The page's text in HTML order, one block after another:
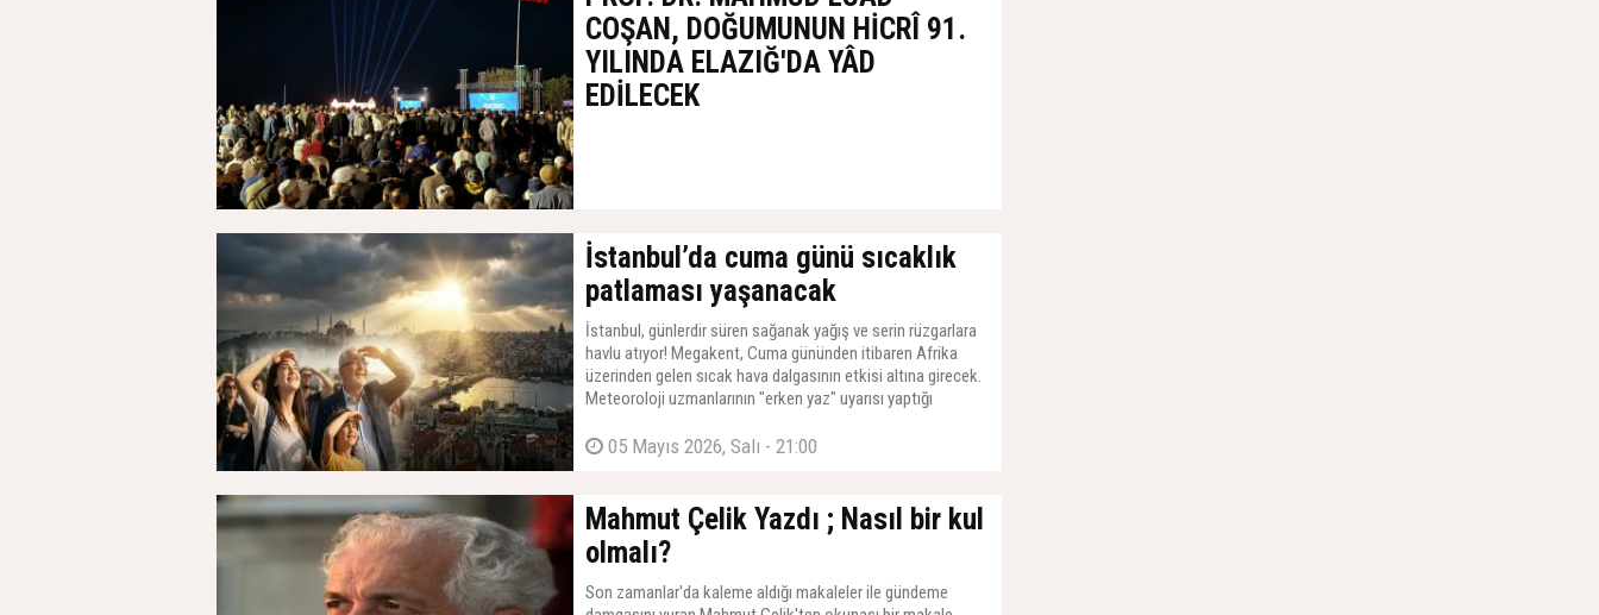
COŞAN, DOĞUMUNUN HİCRÎ 91.
YILINDA ELAZIĞ'DA YÂD
EDİLECEK
27 Temmuz 2026, Pazartesi - 00:27
İstanbul’da cuma günü sıcaklık
patlaması yaşanacak
İstanbul, günlerdir süren sağanak yağış ve serin rüzgarlara
havlu atıyor! Megakent, Cuma gününden itibaren Afrika
üzerinden gelen sıcak hava dalgasının etkisi altına girecek.
Meteoroloji uzmanlarının "erken yaz" uyarısı yaptığı
bekleniyor.
05 Mayıs 2026, Salı - 21:00
Mahmut Çelik Yazdı ; Nasıl bir kul
olmalı?
Son zamanlar'da kaleme aldığı makaleler ile gündeme